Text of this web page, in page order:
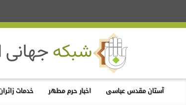
آستان مقدس عباسی اخبار حرم مطهر خدمات